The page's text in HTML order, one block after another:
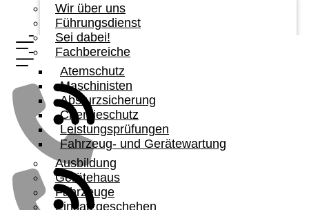
Wir über uns
Führungsdienst
Sei dabei!
Fachbereiche
Atemschutz
Maschinisten
Absturzsicherung
Chemieschutz
Leistungsprüfungen
Fahrzeug- und Gerätewartung
Ausbildung
Gerätehaus
Fahrzeuge
Einsatzgeschehen